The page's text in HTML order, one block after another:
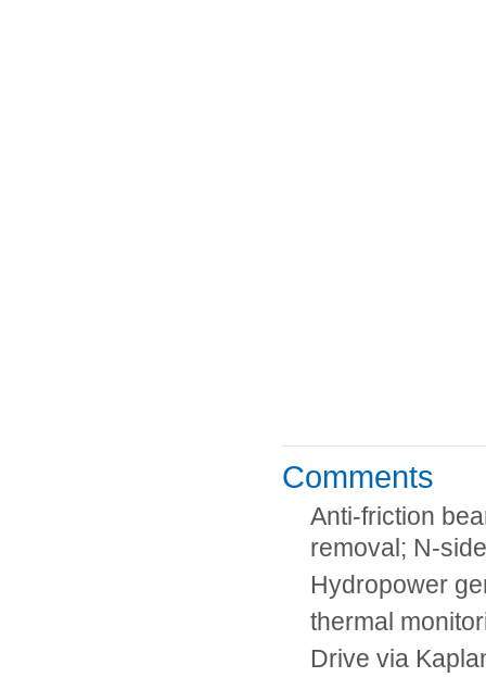
Comments
Anti-friction
removal; N-
Hydropower
thermal
Drive via